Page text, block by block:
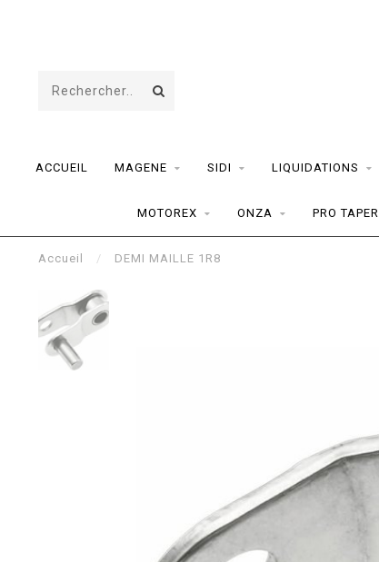
ACCUEIL MAGENE SIDI LIQUIDATIONS
MOTOREX ONZA PRO TAPER
Accueil / DEMI MAILLE 1R8